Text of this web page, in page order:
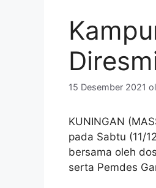
15 Desember 2021
KUNINGAN
pada Sabtu (11/
bersama oleh
serta Pemdes